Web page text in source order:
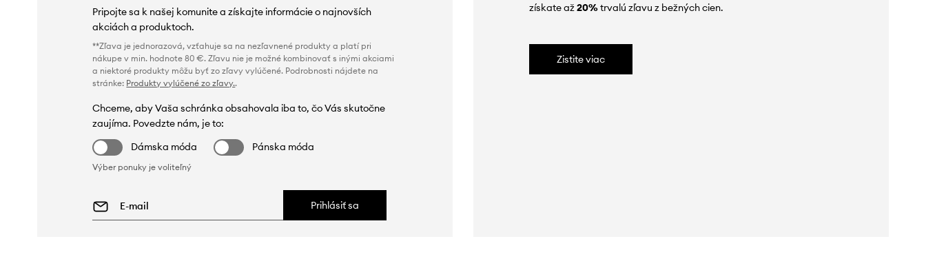
Pripojte sa k našej komunite a získajte informácie o najnovších
akciách a produktoch.
**Zľava je jednorazová, vzťahuje sa na nezľavnené produkty a platí pri
nákupe v min. hodnote 80 €. Zľavu nie je možné kombinovať s inými akciami
a niektoré produkty môžu byť zo zľavy vylúčené. Podrobnosti nájdete na
stránke: Produkty vylúčené zo zľavy..
Chceme, aby Vaša schránka obsahovala iba to, čo Vás skutočne
zaujíma. Povedzte nám, je to:
Dámska móda
Pánska móda
Výber ponuky je voliteľný
Prihlásiť sa
získate až20%trvalú zľavu z bežných cien.
Zistite viac